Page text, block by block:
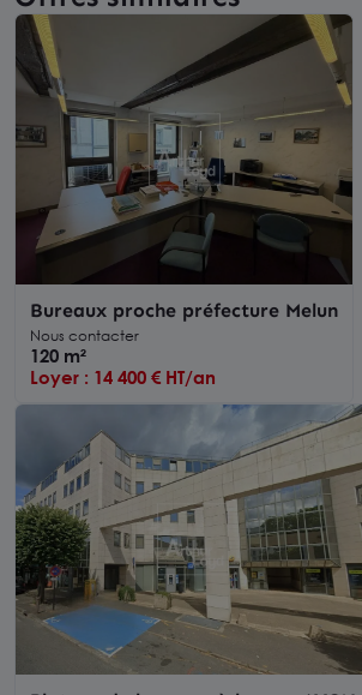
Bureaux proche préfecture Melun
Nous contacter
120 m²
Loyer : 14 400 € HT/an